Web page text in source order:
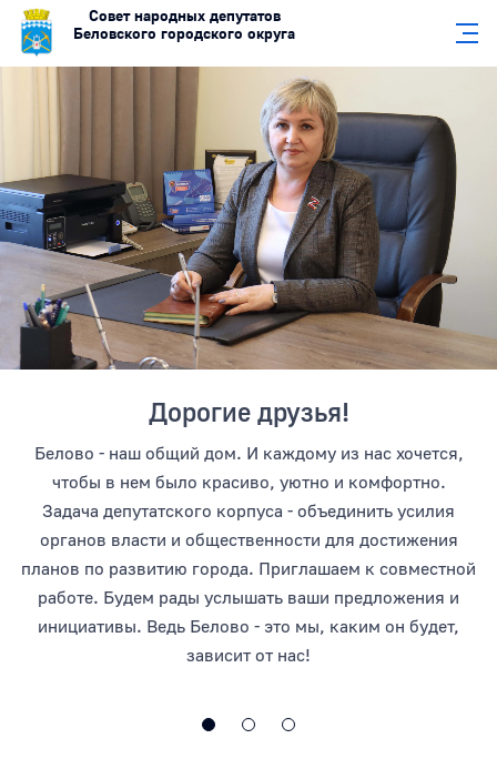
Совет народных депутатов
Беловского городского округа
Главная страница
Дорогие друзья!
Белово - наш общий дом. И каждому из нас хочется,
чтобы в нем было красиво, уютно и комфортно.
Задача депутатского корпуса - объединить усилия
органов власти и общественности для достижения
планов по развитию города. Приглашаем к совместной
работе. Будем рады услышать ваши предложения и
инициативы. Ведь Белово - это мы, каким он будет,
зависит от нас!